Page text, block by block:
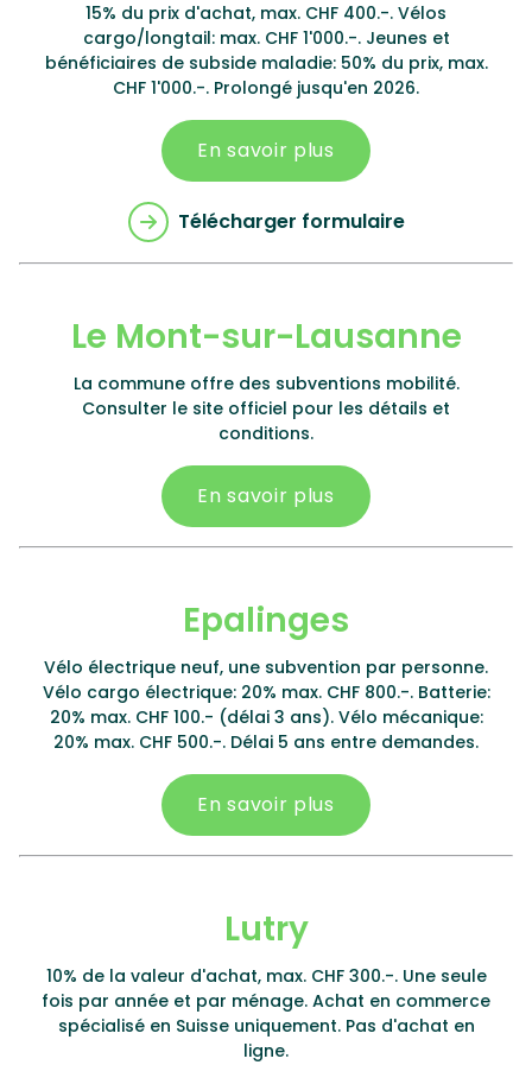
15% du prix d'achat, max. CHF 400.-. Vélos
cargo/longtail: max. CHF 1'000.-. Jeunes et
bénéficiaires de subside maladie: 50% du prix, max.
CHF 1'000.-. Prolongé jusqu'en 2026.
En savoir plus
Télécharger formulaire
Le Mont-sur-Lausanne
La commune offre des subventions mobilité.
Consulter le site officiel pour les détails et
conditions.
En savoir plus
Epalinges
Vélo électrique neuf, une subvention par personne.
Vélo cargo électrique: 20% max. CHF 800.-. Batterie:
20% max. CHF 100.- (délai 3 ans). Vélo mécanique:
20% max. CHF 500.-. Délai 5 ans entre demandes.
En savoir plus
Lutry
10% de la valeur d'achat, max. CHF 300.-. Une seule
fois par année et par ménage. Achat en commerce
spécialisé en Suisse uniquement. Pas d'achat en
ligne.